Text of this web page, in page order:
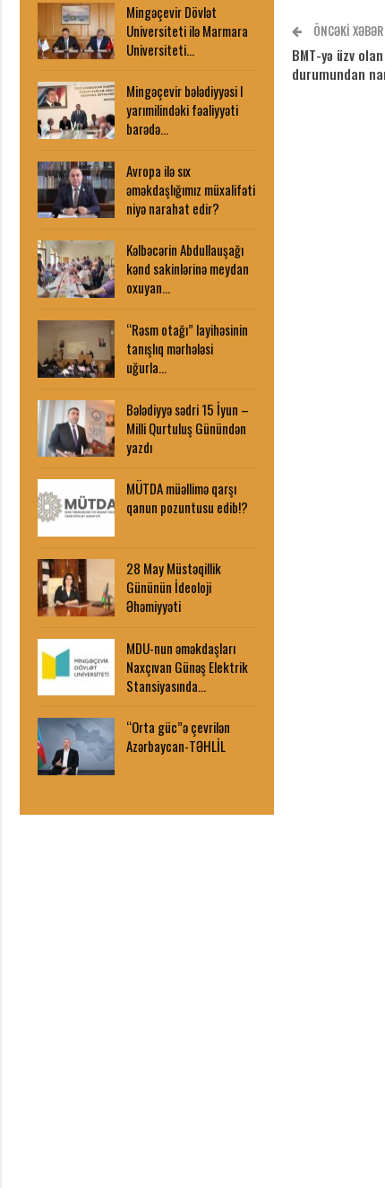
ÖNCƏKI XƏBƏR
BMT-yə üzv
durumundan
Mingəçevir Dövlət
Universiteti ilə Marmara
Universiteti…
Mingəçevir bələdiyyəsi I
yarımilindəki fəaliyyəti
barədə…
Avropa ilə sıx
əməkdaşlığımız müxalifəti
niyə narahat edir?
Kəlbəcərin Abdullauşağı
kənd sakinlərinə meydan
oxuyan…
“Rəsm otağı” layihəsinin
tanışlıq mərhələsi
uğurla…
Bələdiyyə sədri 15 İyun –
Milli Qurtuluş Günündən
yazdı
MÜTDA müəllimə qarşı
qanun pozuntusu edib!?
28 May Müstəqillik
Gününün İdeoloji
Əhəmiyyəti
MDU-nun əməkdaşları
Naxçıvan Günəş Elektrik
Stansiyasında…
“Orta güc”ə çevrilən
Azərbaycan-TƏHLİL